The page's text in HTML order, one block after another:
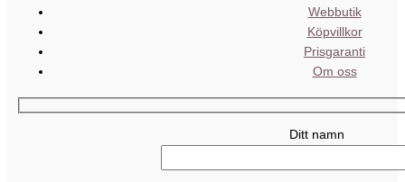
Webbutik
Köpvillkor
Prisgaranti
Om oss
Ditt namn